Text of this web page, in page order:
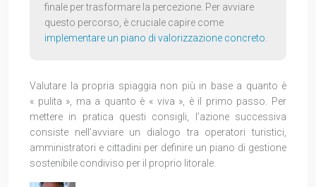
finale per trasformare la percezione. Per avviare
questo percorso, è cruciale capire come
implementare un piano di valorizzazione concreto
Valutare la propria spiaggia non più in base a quanto è
« pulita », ma a quanto è « viva », è il primo passo. Per
mettere in pratica questi consigli, l’azione successiva
consiste nell’avviare un dialogo tra operatori turistici,
amministratori e cittadini per definire un piano di gestione
sostenibile condiviso per il proprio litorale.